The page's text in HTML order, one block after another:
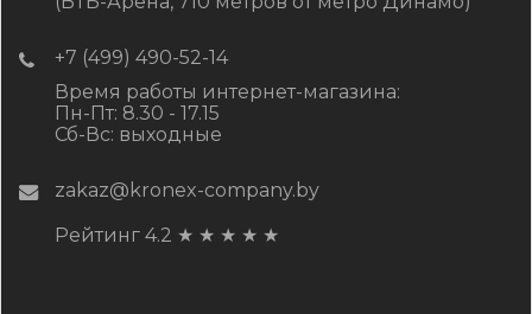
+7 (499) 490-52-14
Время работы интернет-магазина:
Пн-Пт: 8.30 - 17.15
Сб-Вс: выходные
zakaz@kronex-company.by
Рейтинг 4.2 ★ ★ ★ ★ ★